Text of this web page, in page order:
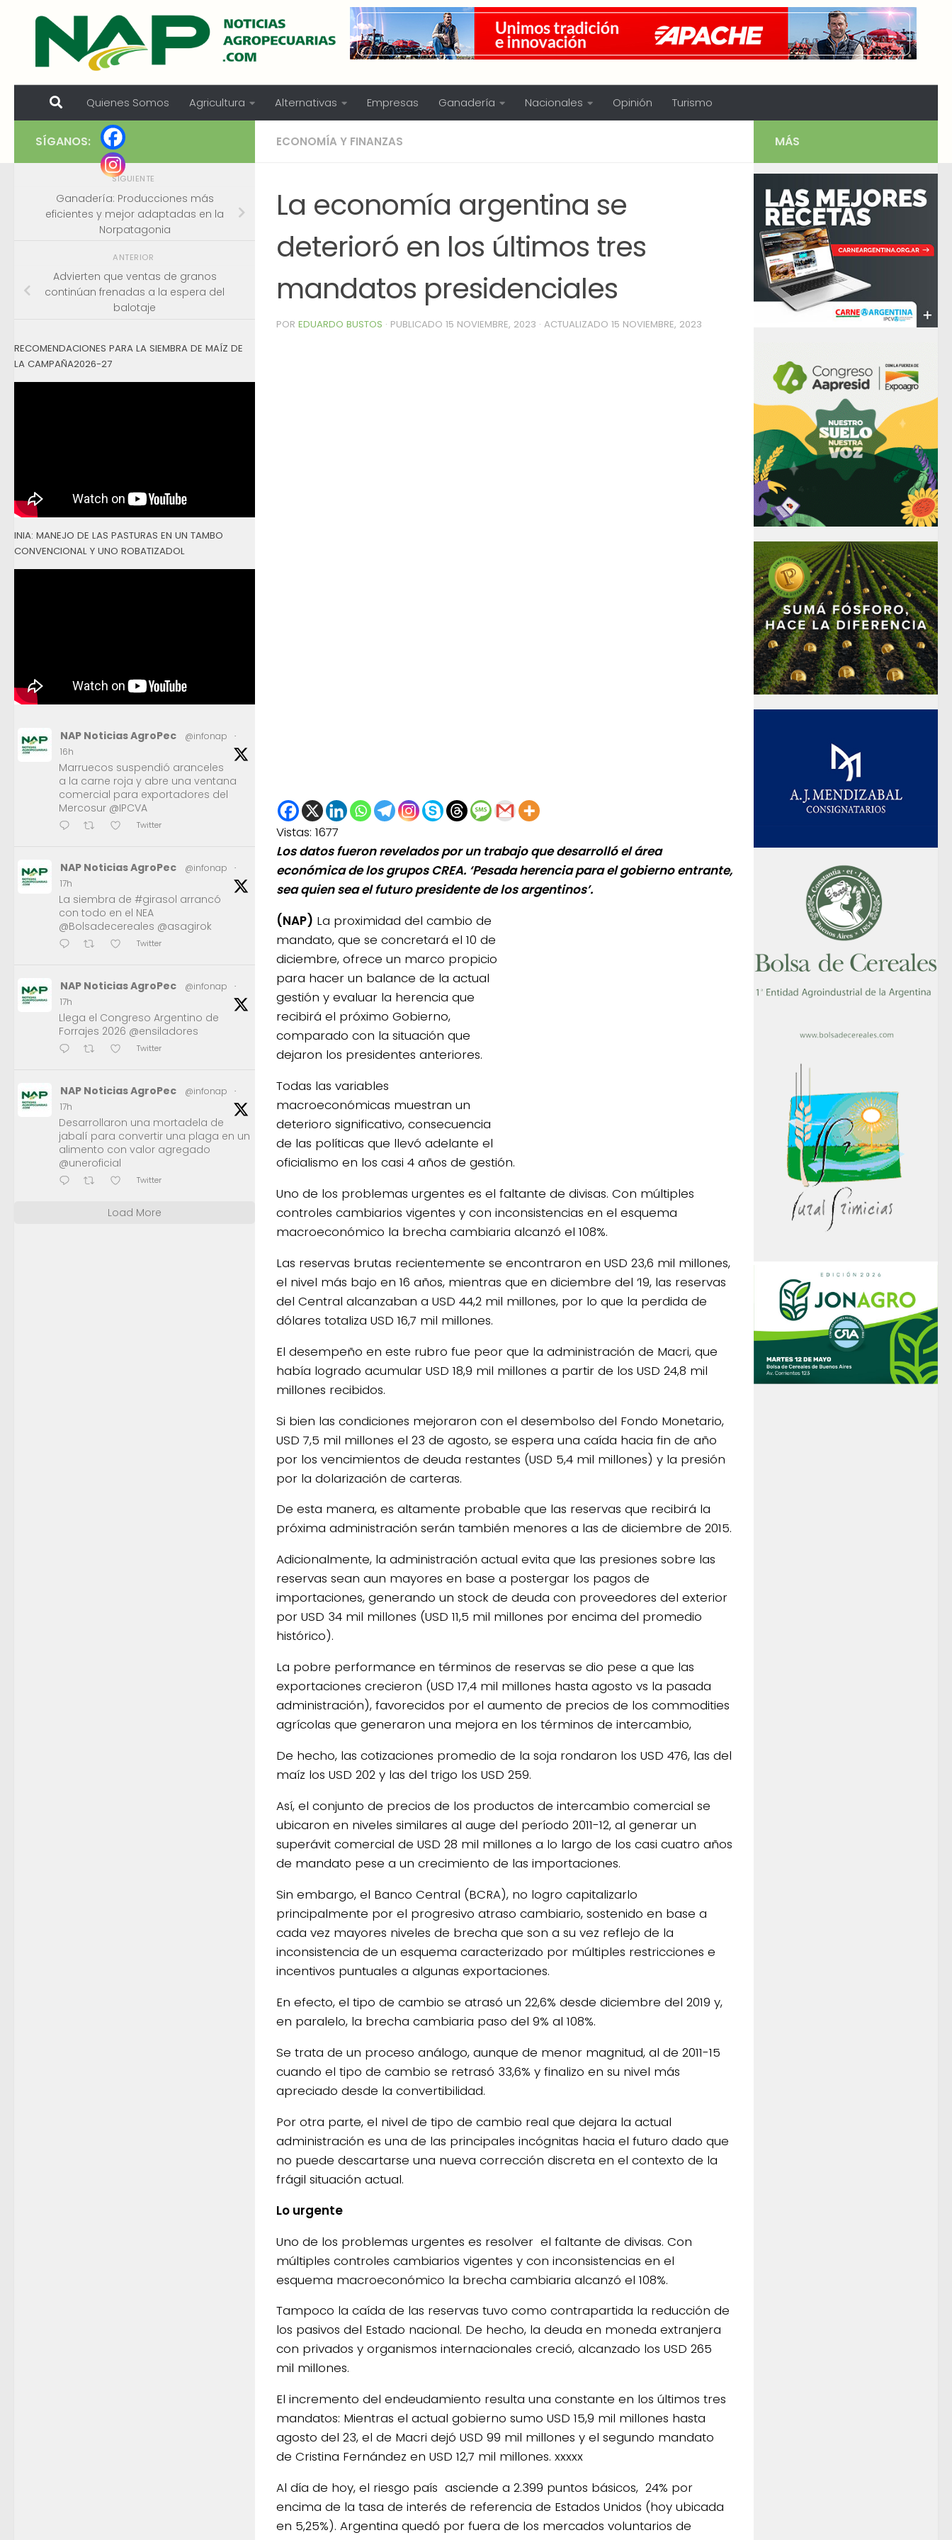
Skip to content
Quienes Somos Agricultura Alternativas Empresas Ganadería Nacionales Opinión Turismo
ECONOMÍA Y FINANZAS
La economía argentina se
deterioró en los últimos tres
mandatos presidenciales
POR EDUARDO BUSTOS · PUBLICADO 15 NOVIEMBRE, 2023 · ACTUALIZADO 15 NOVIEMBRE, 2023
Vistas: 1677
Los datos fueron revelados por un trabajo que desarrolló el área
económica de los grupos CREA. ‘Pesada herencia para el gobierno entrante,
sea quien sea el futuro presidente de los argentinos’.
(NAP) La proximidad del cambio de
mandato, que se concretará el 10 de
diciembre, ofrece un marco propicio
para hacer un balance de la actual
gestión y evaluar la herencia que
recibirá el próximo Gobierno,
comparado con la situación que
dejaron los presidentes anteriores.
Todas las variables
macroeconómicas muestran un
deterioro significativo, consecuencia
de las políticas que llevó adelante el
oficialismo en los casi 4 años de gestión.
Uno de los problemas urgentes es el faltante de divisas. Con múltiples
controles cambiarios vigentes y con inconsistencias en el esquema
macroeconómico la brecha cambiaria alcanzó el 108%.
Las reservas brutas recientemente se encontraron en USD 23,6 mil millones,
el nivel más bajo en 16 años, mientras que en diciembre del ‘19, las reservas
del Central alcanzaban a USD 44,2 mil millones, por lo que la perdida de
dólares totaliza USD 16,7 mil millones.
El desempeño en este rubro fue peor que la administración de Macri, que
había logrado acumular USD 18,9 mil millones a partir de los USD 24,8 mil
millones recibidos.
Si bien las condiciones mejoraron con el desembolso del Fondo Monetario,
USD 7,5 mil millones el 23 de agosto, se espera una caída hacia fin de año
por los vencimientos de deuda restantes (USD 5,4 mil millones) y la presión
por la dolarización de carteras.
De esta manera, es altamente probable que las reservas que recibirá la
próxima administración serán también menores a las de diciembre de 2015.
Adicionalmente, la administración actual evita que las presiones sobre las
reservas sean aun mayores en base a postergar los pagos de
importaciones, generando un stock de deuda con proveedores del exterior
por USD 34 mil millones (USD 11,5 mil millones por encima del promedio
histórico).
La pobre performance en términos de reservas se dio pese a que las
exportaciones crecieron (USD 17,4 mil millones hasta agosto vs la pasada
administración), favorecidos por el aumento de precios de los commodities
agrícolas que generaron una mejora en los términos de intercambio,
De hecho, las cotizaciones promedio de la soja rondaron los USD 476, las del
maíz los USD 202 y las del trigo los USD 259.
Así, el conjunto de precios de los productos de intercambio comercial se
ubicaron en niveles similares al auge del período 2011-12, al generar un
superávit comercial de USD 28 mil millones a lo largo de los casi cuatro años
de mandato pese a un crecimiento de las importaciones.
Sin embargo, el Banco Central (BCRA), no logro capitalizarlo
principalmente por el progresivo atraso cambiario, sostenido en base a
cada vez mayores niveles de brecha que son a su vez reflejo de la
inconsistencia de un esquema caracterizado por múltiples restricciones e
incentivos puntuales a algunas exportaciones.
En efecto, el tipo de cambio se atrasó un 22,6% desde diciembre del 2019 y,
en paralelo, la brecha cambiaria paso del 9% al 108%.
Se trata de un proceso análogo, aunque de menor magnitud, al de 2011-15
cuando el tipo de cambio se retrasó 33,6% y finalizo en su nivel más
apreciado desde la convertibilidad.
Por otra parte, el nivel de tipo de cambio real que dejara la actual
administración es una de las principales incógnitas hacia el futuro dado que
no puede descartarse una nueva corrección discreta en el contexto de la
frágil situación actual.
Lo urgente
Uno de los problemas urgentes es resolver el faltante de divisas. Con
múltiples controles cambiarios vigentes y con inconsistencias en el
esquema macroeconómico la brecha cambiaria alcanzó el 108%.
Tampoco la caída de las reservas tuvo como contrapartida la reducción de
los pasivos del Estado nacional. De hecho, la deuda en moneda extranjera
con privados y organismos internacionales creció, alcanzado los USD 265
mil millones.
El incremento del endeudamiento resulta una constante en los últimos tres
mandatos: Mientras el actual gobierno sumo USD 15,9 mil millones hasta
agosto del 23, el de Macri dejó USD 99 mil millones y el segundo mandato
de Cristina Fernández en USD 12,7 mil millones. xxxxx
Al día de hoy, el riesgo país asciende a 2.399 puntos básicos, 24% por
encima de la tasa de interés de referencia de Estados Unidos (hoy ubicada
en 5,25%). Argentina quedó por fuera de los mercados voluntarios de
SÍGANOS:
SIGUIENTE
Ganadería: Producciones más
eficientes y mejor adaptadas en la
Norpatagonia
ANTERIOR
Advierten que ventas de granos
continúan frenadas a la espera del
balotaje
RECOMENDACIONES PARA LA SIEMBRA DE MAÍZ DE
LA CAMPAÑA2026-27
INIA: MANEJO DE LAS PASTURAS EN UN TAMBO
CONVENCIONAL Y UNO ROBATIZADOL
NAP Noticias AgroPec @infonap
·
16h
Marruecos suspendió aranceles
a la carne roja y abre una ventana
comercial para exportadores del
Mercosur @IPCVA
Twitter
NAP Noticias AgroPec @infonap
·
17h
La siembra de #girasol arrancó
con todo en el NEA
@Bolsadecereales @asagirok
Twitter
NAP Noticias AgroPec @infonap
·
17h
Llega el Congreso Argentino de
Forrajes 2026 @ensiladores
Twitter
NAP Noticias AgroPec @infonap
·
17h
Desarrollaron una mortadela de
jabalí para convertir una plaga en un
alimento con valor agregado
@uneroficial
Twitter
Load More
MÁS